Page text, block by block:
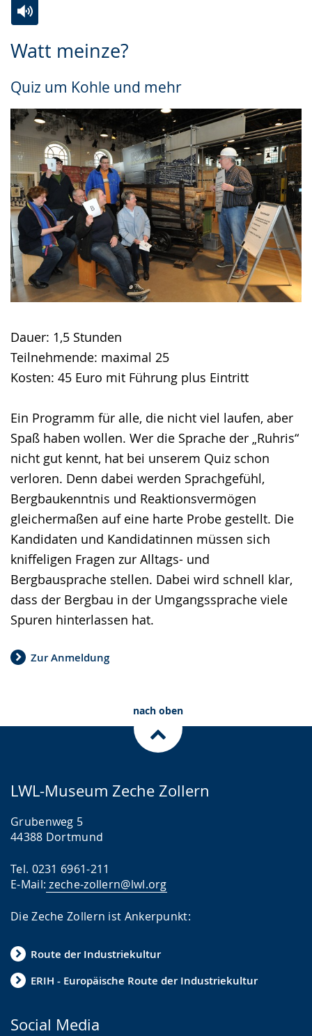
Watt meinze?
Quiz um Kohle und mehr
Dauer: 1,5 Stunden
Teilnehmende: maximal 25
Kosten: 45 Euro mit Führung plus Eintritt
Ein Programm für alle, die nicht viel laufen, aber
Spaß haben wollen. Wer die Sprache der „Ruhris“
nicht gut kennt, hat bei unserem Quiz schon
verloren. Denn dabei werden Sprachgefühl,
Bergbaukenntnis und Reaktionsvermögen
gleichermaßen auf eine harte Probe gestellt. Die
Kandidaten und Kandidatinnen müssen sich
kniffeligen Fragen zur Alltags- und
Bergbausprache stellen. Dabei wird schnell klar,
dass der Bergbau in der Umgangssprache viele
Spuren hinterlassen hat.
Zur Anmeldung
Leichten
wechseln.
Audio-
Video
Deutscher
Gebärdensprache
wird
angezeigt.
nach oben
LWL-Museum Zeche Zollern
Grubenweg 5
44388 Dortmund
Tel. 0231 6961-211
E-Mail: zeche-zollern@lwl.org
Die Zeche Zollern ist Ankerpunkt:
Route der Industriekultur
ERIH - Europäische Route der Industriekultur
Social Media